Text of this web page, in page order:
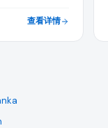
查看详情